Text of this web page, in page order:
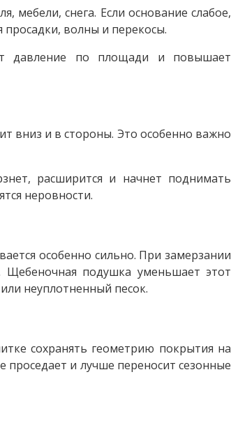
мебели, снега. Если основание слабое,
просадки, волны и перекосы.
давление по площади и повышает
вниз и в стороны. Это особенно важно
расширится и начнет поднимать
неровности.
особенно сильно. При замерзании
Щебеночная подушка уменьшает этот
неуплотненный песок.
сохранять геометрию покрытия на
и лучше переносит сезонные